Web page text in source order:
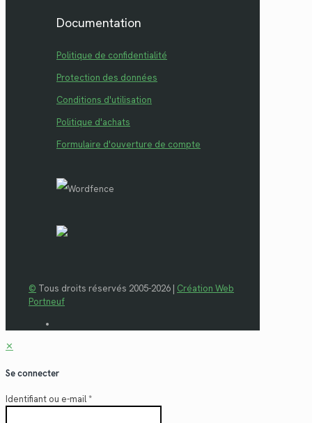
Documentation
Politique de confidentialité
Protection des données
Conditions d'utilisation
Politique d'achats
Formulaire d'ouverture de compte
© Tous droits réservés 2005-2026 | Création Web
Portneuf
✕
Se connecter
Identifiant ou e-mail*